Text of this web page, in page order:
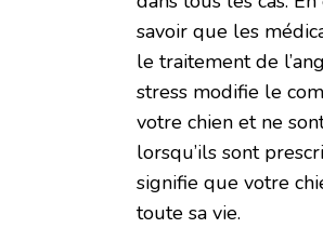
savoir que les
le traitement de
stress modifie le
votre chien et ne
lorsqu’ils sont
signifie que votre
toute sa vie.